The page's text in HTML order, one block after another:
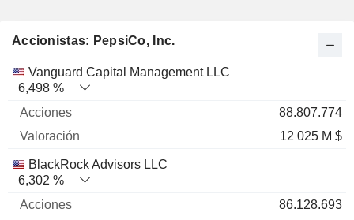
Accionistas: PepsiCo, Inc.
Nombre Acciones % Valoración
Vanguard Capital Management LLC
6,498 %
88.807.774
12 025 M $
BlackRock Advisors LLC
6,302 %
86.128.693